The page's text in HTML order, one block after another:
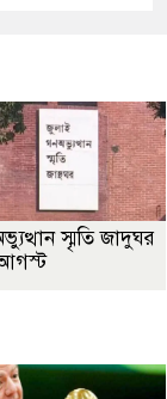
স্মৃতি জাদুঘর